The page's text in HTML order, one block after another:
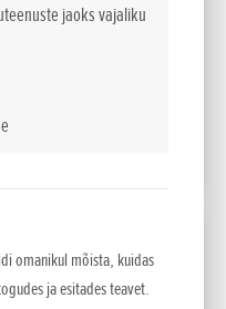
jaoks vajaliku
omanikul mõista, kuidas
ja esitades teavet.
38 915